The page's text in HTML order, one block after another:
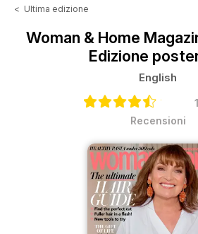
< Ultima edizione
Woman & Home
Edizione
English
Recensioni